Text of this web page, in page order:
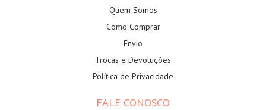
Quem Somos
Como Comprar
Envio
Trocas e Devoluções
Política de Privacidade
FALE CONOSCO